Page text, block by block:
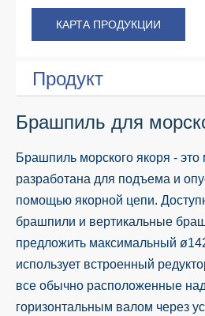
КАРТА ПРОДУКЦИИ
Продукт
Брашпиль для
Брашпиль морского якоря -
разработана для подъема и
помощью якорной цепи.
брашпили и вертикальные
предложить максимальный
использует встроенный
все обычно расположенные
горизонтальным валом через